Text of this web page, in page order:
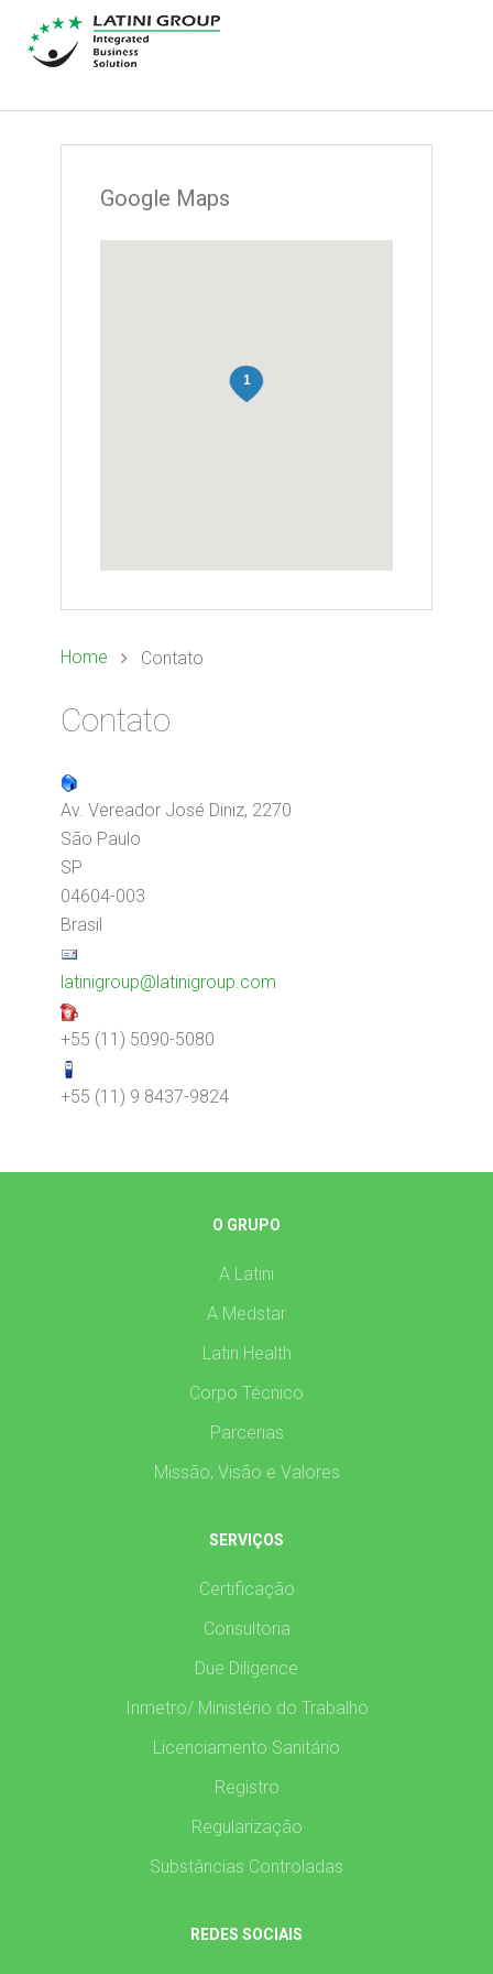
Google Maps
Home Contato
Contato
Av. Vereador José Diniz, 2270
São Paulo
SP
04604-003
Brasil
latinigroup@latinigroup.com
+55 (11) 5090-5080
+55 (11) 9 8437-9824
O GRUPO
A Latini
A Medstar
Latin Health
Corpo Técnico
Parcerias
Missão, Visão e Valores
SERVIÇOS
Certificação
Consultoria
Due Diligence
Inmetro/ Ministério do Trabalho
Licenciamento Sanitário
Registro
Regularização
Substâncias Controladas
REDES SOCIAIS